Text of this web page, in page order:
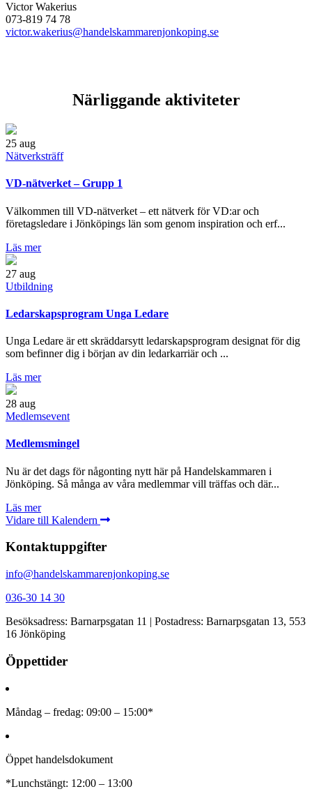
Victor Wakerius
073-819 74 78
victor.wakerius@handelskammarenjonkoping.se
Närliggande aktiviteter
25 aug
Nätverksträff
VD-nätverket – Grupp 1
Välkommen till VD-nätverket – ett nätverk för VD:ar och
företagsledare i Jönköpings län som genom inspiration och erf...
Läs mer
27 aug
Utbildning
Ledarskapsprogram Unga Ledare
Unga Ledare är ett skräddarsytt ledarskapsprogram designat för dig
som befinner dig i början av din ledarkarriär och ...
Läs mer
28 aug
Medlemsevent
Medlemsmingel
Nu är det dags för någonting nytt här på Handelskammaren i
Jönköping. Så många av våra medlemmar vill träffas och där...
Läs mer
Vidare till Kalendern
Kontaktuppgifter
info@handelskammarenjonkoping.se
036-30 14 30
Besöksadress: Barnarpsgatan 11 | Postadress: Barnarpsgatan 13, 553
16 Jönköping
Öppettider
Måndag – fredag: 09:00 – 15:00*
Öppet handelsdokument
*Lunchstängt: 12:00 – 13:00